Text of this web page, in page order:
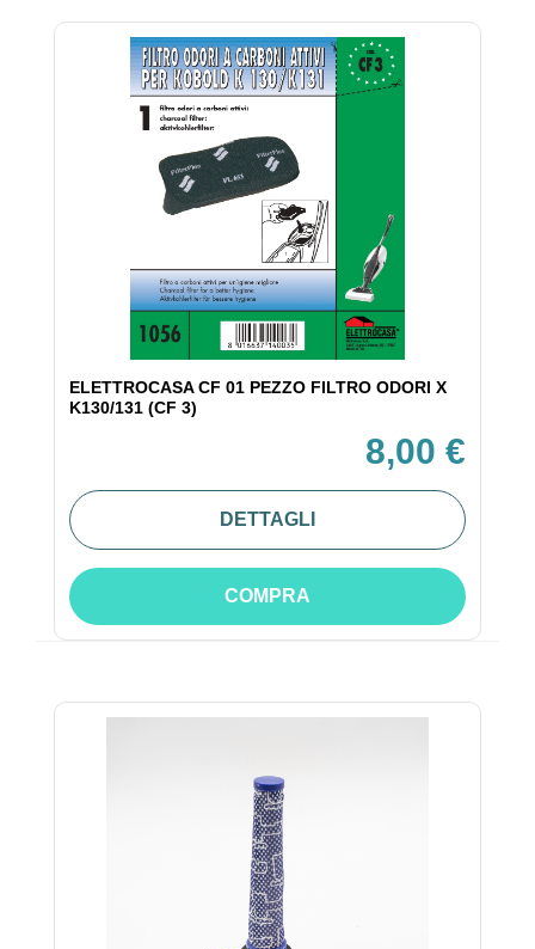
ELETTROCASA CF 01 PEZZO FILTRO ODORI X
K130/131 (CF 3)
8,00 €
DETTAGLI
COMPRA